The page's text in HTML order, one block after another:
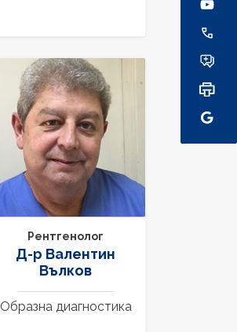
Рентгенолог
Д-р Валентин
Вълков
Образна диагностика